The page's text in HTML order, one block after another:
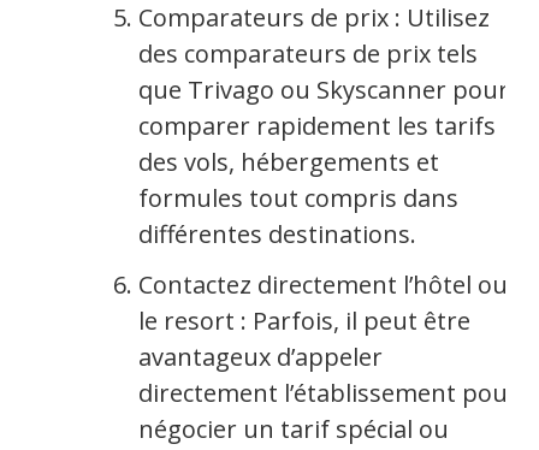
Comparateurs de prix : Utilisez
des comparateurs de prix tels
que Trivago ou Skyscanner pour
comparer rapidement les tarifs
des vols, hébergements et
formules tout compris dans
différentes destinations.
Contactez directement l’hôtel ou
le resort : Parfois, il peut être
avantageux d’appeler
directement l’établissement pour
négocier un tarif spécial ou